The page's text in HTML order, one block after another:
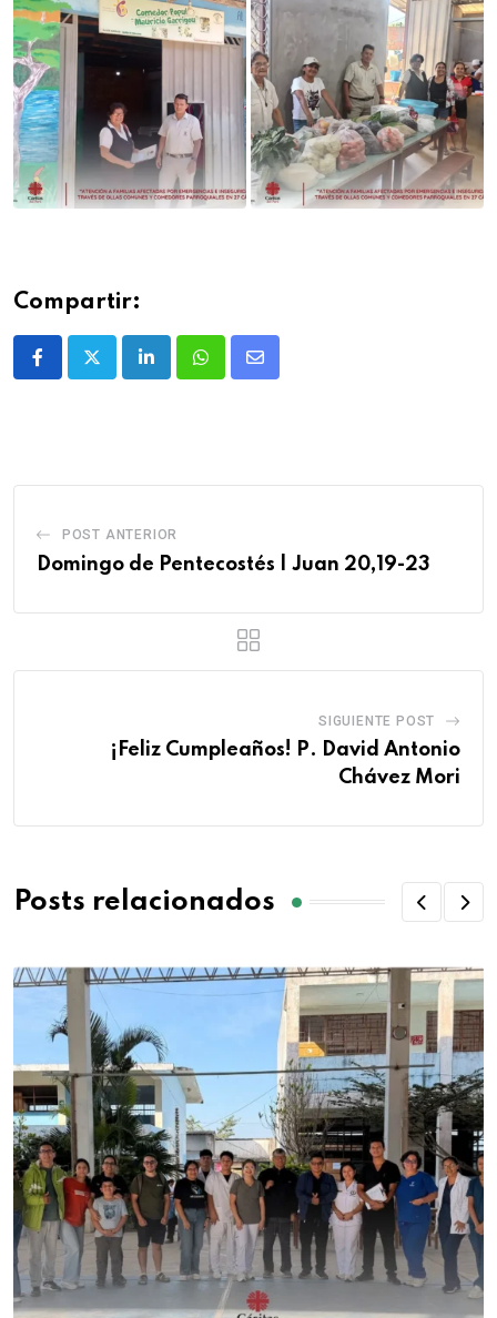
Compartir:
POST ANTERIOR
Domingo de Pentecostés | Juan 20,19-23
SIGUIENTE POST
¡Feliz Cumpleaños! P. David Antonio
Chávez Mori
Posts relacionados